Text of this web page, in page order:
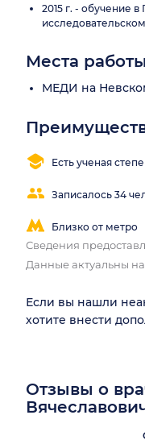
2015 г. - обучение
Места работы
МЕДИ на
Есть ученая
Записалось 34
Близко от метро
Сведения
Данные актуальны
Если вы нашли
хотите внести
Отзывы о